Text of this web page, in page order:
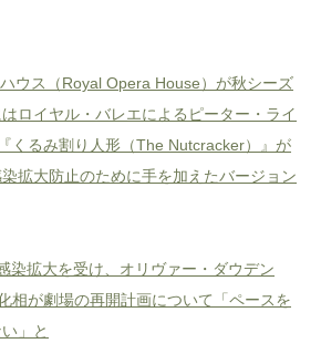
ウス（Royal Opera House）が秋シーズ
ロイヤル・バレエによるピーター・ライ
くるみ割り人形（The Nutcracker）』が
拡大防止のために手を加えたバージョン
染拡大を受け、オリヴァー・ダウデン
相が劇場の再開計画について「ペースを
」と